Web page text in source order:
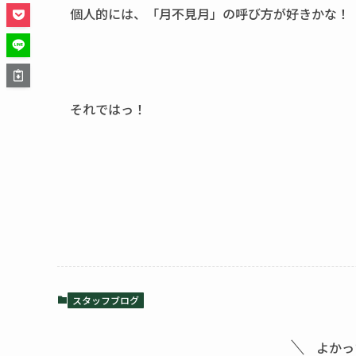
個人的には、「月不見月」の呼び方が好きかな！
それではっ！
スタッフブログ
よか